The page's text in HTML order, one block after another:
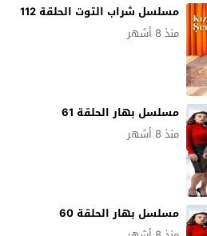
مسلسل شراب التوت الحلقة 112
منذ 8 أشهر
مسلسل بهار الحلقة 61
منذ 8 أشهر
مسلسل بهار الحلقة 60